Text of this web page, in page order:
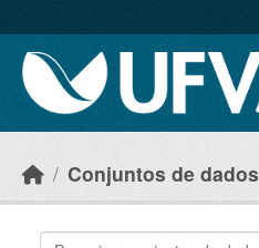
Conjuntos de dados